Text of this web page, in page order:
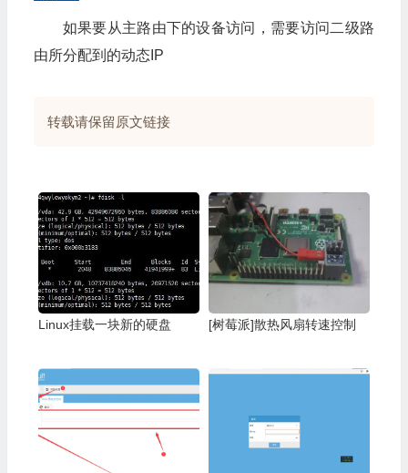
如果要从主路由下的设备访问，需要访问二级路
由所分配到的动态IP
转载请保留原文链接
Linux挂载一块新的硬盘 [树莓派]散热风扇转速控制